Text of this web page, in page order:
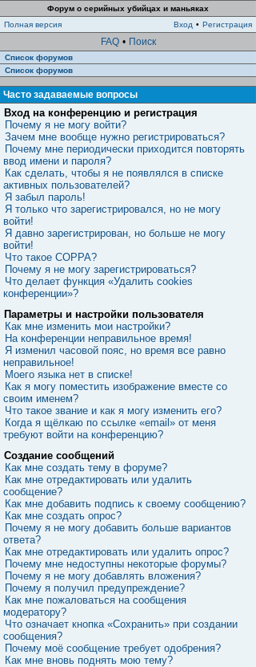
Форум о серийных убийцах и маньяках
Полная версия
Вход • Регистрация
FAQ • Поиск
Список форумов
Список форумов
Часто задаваемые вопросы
Вход на конференцию и регистрация
Почему я не могу войти?
Зачем мне вообще нужно регистрироваться?
Почему мне периодически приходится повторять
ввод имени и пароля?
Как сделать, чтобы я не появлялся в списке
активных пользователей?
Я забыл пароль!
Я только что зарегистрировался, но не могу
войти!
Я давно зарегистрирован, но больше не могу
войти!
Что такое COPPA?
Почему я не могу зарегистрироваться?
Что делает функция «Удалить cookies
конференции»?
Параметры и настройки пользователя
Как мне изменить мои настройки?
На конференции неправильное время!
Я изменил часовой пояс, но время все равно
неправильное!
Моего языка нет в списке!
Как я могу поместить изображение вместе со
своим именем?
Что такое звание и как я могу изменить его?
Когда я щёлкаю по ссылке «email» от меня
требуют войти на конференцию?
Создание сообщений
Как мне создать тему в форуме?
Как мне отредактировать или удалить
сообщение?
Как мне добавить подпись к своему сообщению?
Как мне создать опрос?
Почему я не могу добавить больше вариантов
ответа?
Как мне отредактировать или удалить опрос?
Почему мне недоступны некоторые форумы?
Почему я не могу добавлять вложения?
Почему я получил предупреждение?
Как мне пожаловаться на сообщения
модератору?
Что означает кнопка «Сохранить» при создании
сообщения?
Почему моё сообщение требует одобрения?
Как мне вновь поднять мою тему?